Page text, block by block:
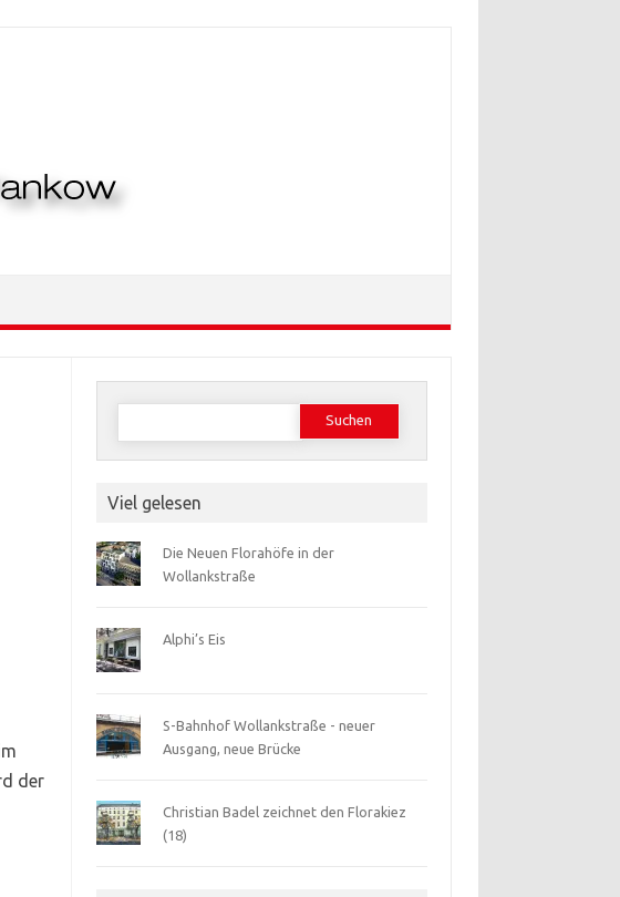
der
Suchen
Viel gelesen
Die Neuen Florahöfe in der
Wollankstraße
Alphi’s Eis
S-Bahnhof Wollankstraße - neuer
Ausgang, neue Brücke
Christian Badel zeichnet den Florakiez
(18)